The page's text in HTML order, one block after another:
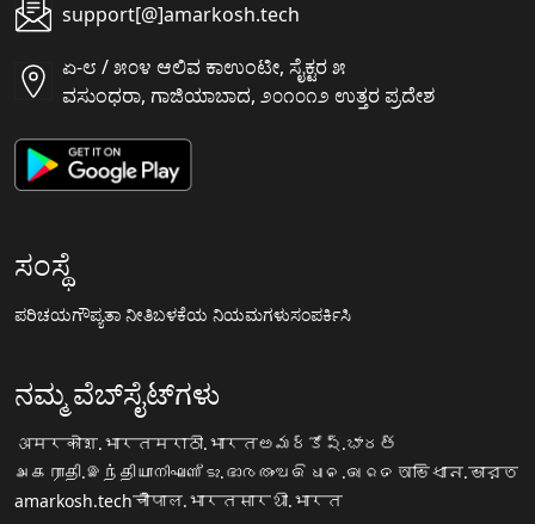
support[@]amarkosh.tech
ಏ-೮ / ೫೦೪ ಆಲಿವ ಕಾಉಂಟೀ, ಸೈಕ್ಟರ ೫
ವಸುಂಧರಾ, ಗಾಜಿಯಾಬಾದ, ೨೦೧೦೧೨ ಉತ್ತರ ಪ್ರದೇಶ
ಸಂಸ್ಥೆ
ಪರಿಚಯಗೌಪ್ಯತಾ ನೀತಿಬಳಕೆಯ ನಿಯಮಗಳುಸಂಪರ್ಕಿಸಿ
ನಮ್ಮ ವೆಬ್‌ಸೈಟ್‌ಗಳು
अमरकोश.भारतमराठी.भारतఅమర్కోష్.భారత్
அகராதி.இந்தியாനിഘണ്ടു.ഭാരതംଅଭିଧାନ.ଭାରତ অভিধান.ভারত
amarkosh.techचौपाल.भारतसारथी.भारत